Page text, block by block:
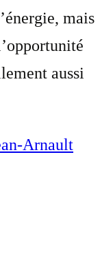
mais
aussi
Arnault